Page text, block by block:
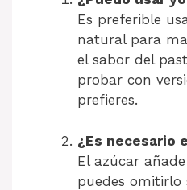
Es preferible
natural para
el sabor del
probar con
prefieres.
¿Es necesario
El azúcar
puedes omitirlo